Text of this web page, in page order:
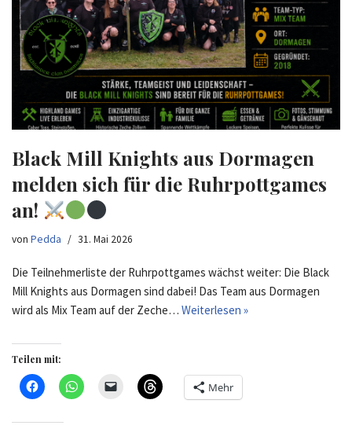
Black Mill Knights aus Dormagen
melden sich für die Ruhrpottgames
an!
von Pedda 31. Mai 2026
Die Teilnehmerliste der Ruhrpottgames wächst weiter: Die Black
Mill Knights aus Dormagen sind dabei! Das Team aus Dormagen
wird als Mix Team auf der Zeche… Weiterlesen »
Teilen mit:
Mehr